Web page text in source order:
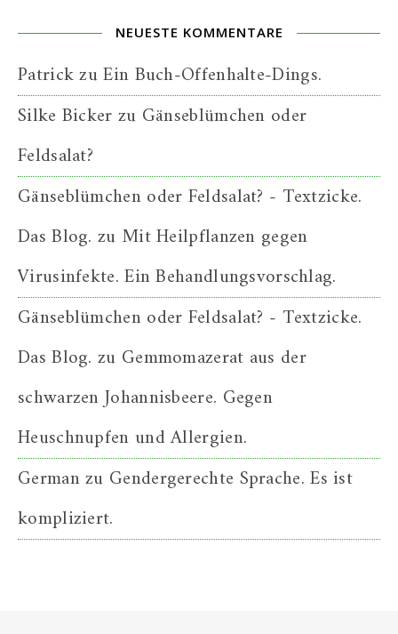
NEUESTE KOMMENTARE
PatrickzuEin Buch-Offenhalte-Dings.
Silke Bickerzu Gänseblümchen oder
Feldsalat?
Gänseblümchen oder Feldsalat? - Textzicke.
Das Blog. zu Mit Heilpflanzen gegen
Virusinfekte. Ein Behandlungsvorschlag.
Gänseblümchen oder Feldsalat? - Textzicke.
Das Blog. zu Gemmomazerat aus der
schwarzen Johannisbeere. Gegen
Heuschnupfen und Allergien.
Germanzu Gendergerechte Sprache. Es ist
kompliziert.